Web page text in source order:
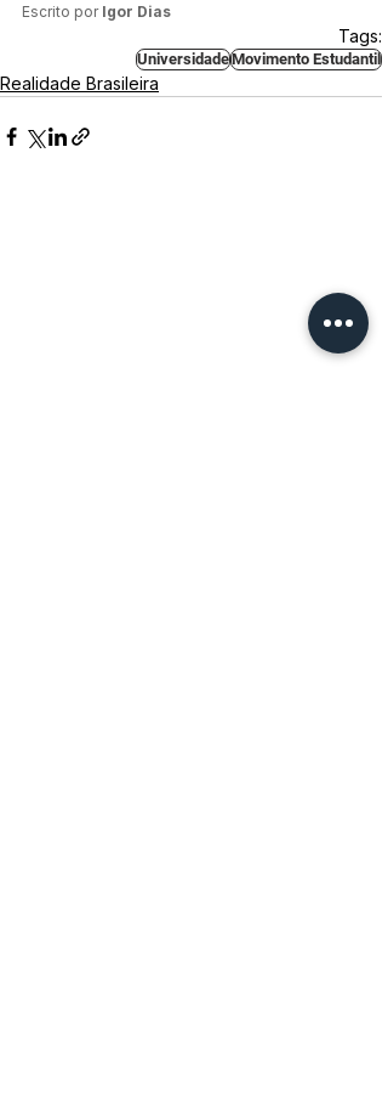
Escrito por Igor Dias
Tags:
UniversidadeMovimento Estudantil
Realidade Brasileira